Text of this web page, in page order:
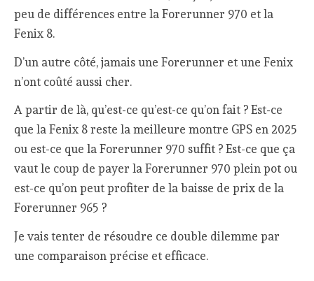
peu de différences entre la Forerunner 970 et la
Fenix 8.
D’un autre côté, jamais une Forerunner et une Fenix
n’ont coûté aussi cher.
A partir de là, qu’est-ce qu’est-ce qu’on fait ? Est-ce
que la Fenix 8 reste la meilleure montre GPS en 2025
ou est-ce que la Forerunner 970 suffit ? Est-ce que ça
vaut le coup de payer la Forerunner 970 plein pot ou
est-ce qu’on peut profiter de la baisse de prix de la
Forerunner 965 ?
Je vais tenter de résoudre ce double dilemme par
une comparaison précise et efficace.